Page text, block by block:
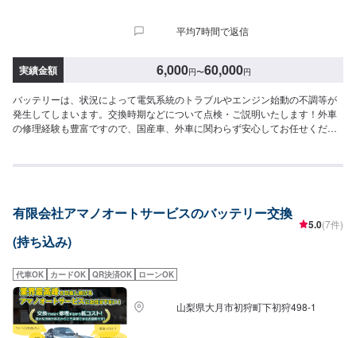
平均7時間で返信
実績金額 6,000円〜60,000円
バッテリーは、状況によって電気系統のトラブルやエンジン始動の不調等が
発生してしまいます。交換時期などについて点検・ご説明いたします！外車
の修理経験も豊富ですので、国産車、外車に関わらず安心してお任せくださ
備士のいるお店】◾甲府市の老舗自動車整備工場！どんなことでもご相談下さ
ぞ！【1】オファーにてお問い合わせ【2】お見積り【3】お見積りにご納得
いただければ作業開始【4】仕上がり次第納車---------代車について---------修
理・メンテナンス期間中は代車を無料で手配しております。※ガソリン代はお
態や車種などにより、金額・納車時期が変わりますので、予めご了承くださ
い。【定休日・営業時間】定休日：日曜日、祝日営業時間：10:00~19:00
有限会社アマノオートサービスのバッテリー交換
(持ち込み)
5.0(7件)
代車OK カードOK QR決済OK ローンOK
山梨県大月市初狩町下初狩498-1